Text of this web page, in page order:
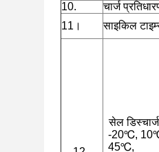
10.
चार्ज
11।
साइकिल
सेल
-20℃,
45℃,